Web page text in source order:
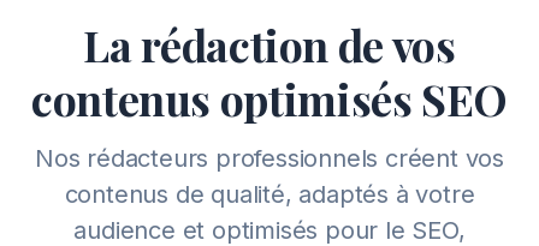
La rédaction de vos
contenus optimisés SEO
Nos rédacteurs professionnels créent vos
contenus de qualité, adaptés à votre
audience et optimisés pour le SEO,